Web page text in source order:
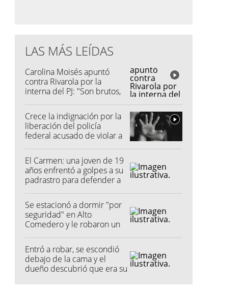
LAS MÁS LEÍDAS
Carolina Moisés apuntó
contra Rivarola por la
interna del PJ: "Son brutos,
Crece la indignación por la
liberación del policía
federal acusado de violar a
El Carmen: una joven de 19
años enfrentó a golpes a su
padrastro para defender a
Se estacionó a dormir "por
seguridad" en Alto
Comedero y le robaron un
Entró a robar, se escondió
debajo de la cama y el
dueño descubrió que era su